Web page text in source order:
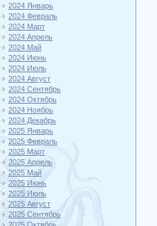
2024 Январь
2024 Февраль
2024 Март
2024 Апрель
2024 Май
2024 Июнь
2024 Июль
2024 Август
2024 Сентябрь
2024 Октябрь
2024 Ноябрь
2024 Декабрь
2025 Январь
2025 Февраль
2025 Март
2025 Апрель
2025 Май
2025 Июнь
2025 Июль
2025 Август
2025 Сентябрь